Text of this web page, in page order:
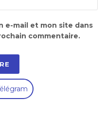
e-mail et mon site dans
commentaire.